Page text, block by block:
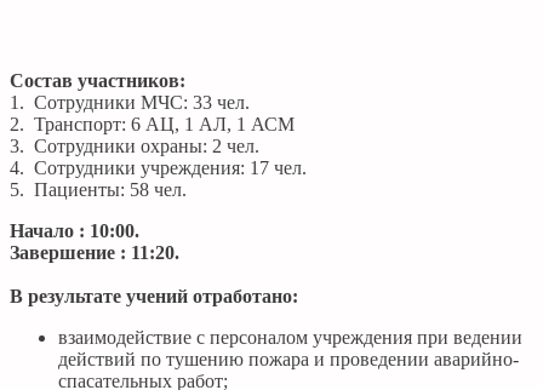
Состав участников:
1. Сотрудники МЧС: 33 чел.
2. Транспорт: 6 АЦ, 1 АЛ, 1 АСМ
3. Сотрудники охраны: 2 чел.
4. Сотрудники учреждения: 17 чел.
5. Пациенты: 58 чел.
Начало : 10:00.
Завершение : 11:20.
В результате учений отработано:
взаимодействие с персоналом учреждения при ведении
действий по тушению пожара и проведении аварийно-
спасательных работ;